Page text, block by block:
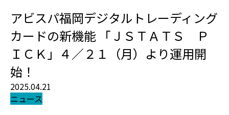
アビスパ福岡デジタルトレーディング
カードの新機能 「ＪＳＴＡＴＳ Ｐ
ＩＣＫ」４／２１（月）より運用開
始！
2025.04.21
ニュース